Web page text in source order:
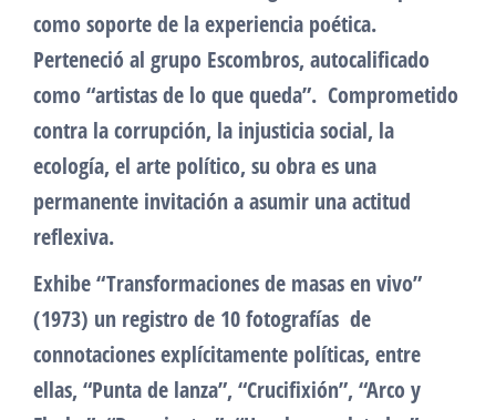
como soporte de la experiencia poética.
Perteneció al grupo Escombros, autocalificado
como “artistas de lo que queda”. Comprometido
contra la corrupción, la injusticia social, la
ecología, el arte político, su obra es una
permanente invitación a asumir una actitud
reflexiva.
Exhibe “Transformaciones de masas en vivo”
(1973) un registro de 10 fotografías de
connotaciones explícitamente políticas, entre
ellas, “Punta de lanza”, “Crucifixión”, “Arco y